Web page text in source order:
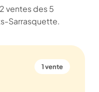
ventes des 5
Sarrasquette.
1 vente